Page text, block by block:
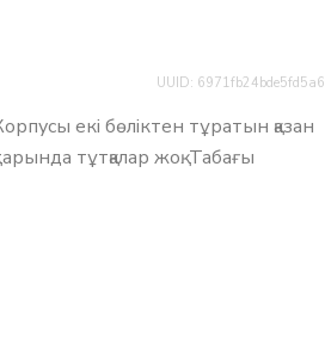
UUID: 6971fb24bde5fd5a6
екі бөліктен тұратын қазан
тұтқалар жоқ. Табағы